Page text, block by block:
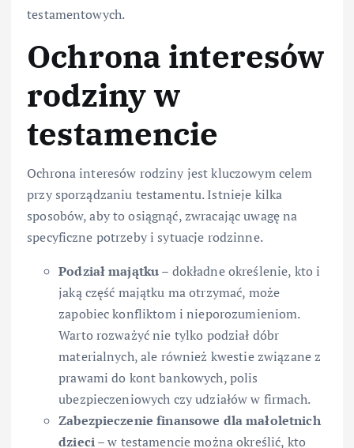
testamentowych.
Ochrona interesów
rodziny w
testamencie
Ochrona interesów rodziny jest kluczowym celem
przy sporządzaniu testamentu. Istnieje kilka
sposobów, aby to osiągnąć, zwracając uwagę na
specyficzne potrzeby i sytuacje rodzinne.
Podział majątku– dokładne określenie, kto i
jaką część majątku ma otrzymać, może
zapobiec konfliktom i nieporozumieniom.
Warto rozważyć nie tylko podział dóbr
materialnych, ale również kwestie związane z
prawami do kont bankowych, polis
ubezpieczeniowych czy udziałów w firmach.
Zabezpieczenie finansowe dla małoletnich
dzieci– w testamencie można określić, kto